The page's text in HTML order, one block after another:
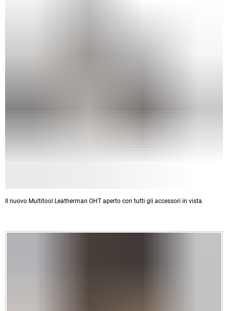
Il nuovo Multitool Leatherman OHT aperto con tutti gli accessori in vista